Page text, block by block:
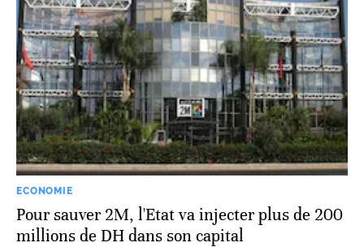
ECONOMIE
Pour sauver 2M, l'Etat va injecter plus de 200
millions de DH dans son capital